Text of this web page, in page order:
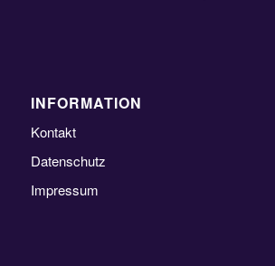
INFORMATION
Kontakt
Datenschutz
Impressum